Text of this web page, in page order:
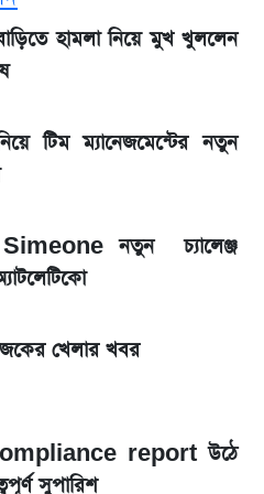
নিয়ে বড় সতর্কবার্তা
নতুন পরিকল্পনা
ব্যাংক নিয়ে এলো নতুন
এসএসসি ফল প্রকাশের
দাম
হামলা নিয়ে মুখ খুললেন
টিম ম্যানেজমেন্টের নতুন
নতুন চ্যালেঞ্জ
খেলার খবর
report উঠে
সুপারিশ